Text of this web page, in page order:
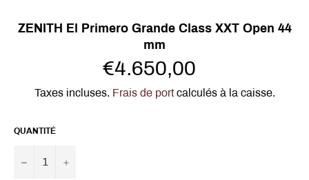
ZENITH El Primero Grande Class XXT Open 44
mm
Prix
régulier
€4.650,00
Taxes incluses. Frais de portcalculés à la caisse.
QUANTITÉ
− +